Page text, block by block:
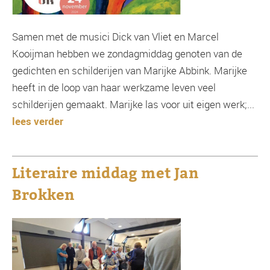
Samen met de musici Dick van Vliet en Marcel
Kooijman hebben we zondagmiddag genoten van de
gedichten en schilderijen van Marijke Abbink. Marijke
heeft in de loop van haar werkzame leven veel
schilderijen gemaakt. Marijke las voor uit eigen werk;...
lees verder
Literaire middag met Jan
Brokken